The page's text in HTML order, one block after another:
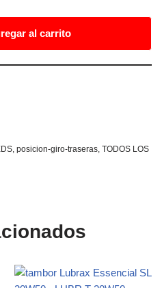
al carrito
, posicion-giro-traseras, TODOS LOS